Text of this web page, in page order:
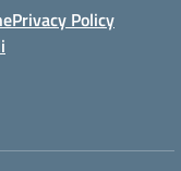
Privacy Policy